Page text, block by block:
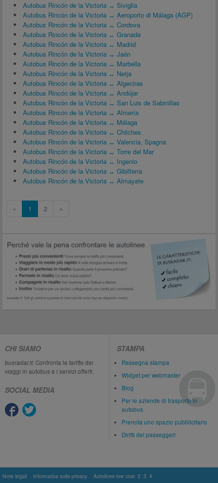
Autobus Rincón de la Victoria ↔ Siviglia
Autobus Rincón de la Victoria ↔ Aeroporto di Málaga (AGP)
Autobus Rincón de la Victoria ↔ Cordova
Autobus Rincón de la Victoria ↔ Granada
Autobus Rincón de la Victoria ↔ Madrid
Autobus Rincón de la Victoria ↔ Jaén
Autobus Rincón de la Victoria ↔ Marbella
Autobus Rincón de la Victoria ↔ Nerja
Autobus Rincón de la Victoria ↔ Algeciras
Autobus Rincón de la Victoria ↔ Andújar
Autobus Rincón de la Victoria ↔ San Luis de Sabinillas
Autobus Rincón de la Victoria ↔ Almería
Autobus Rincón de la Victoria ↔ Málaga
Autobus Rincón de la Victoria ↔ Chilches
Autobus Rincón de la Victoria ↔ Valencia, Spagna
Autobus Rincón de la Victoria ↔ Torre del Mar
Autobus Rincón de la Victoria ↔ Ingenio
Autobus Rincón de la Victoria ↔ Gibilterra
Autobus Rincón de la Victoria ↔ Almayate
« 1 2 »
CHI SIAMO
busradar.it: Confronta le tariffe dei
viaggi in autobus e i servizi offerti.
SOCIAL MEDIA
STAMPA
Rassegna stampa
Widget per webmaster
Blog
Per le aziende di trasporto in
autobus
Prenota uno spazio pubblicitario
Diritti dei passeggeri
Note legali Informativa sulla privacy Autolinee low cost 2 3 4